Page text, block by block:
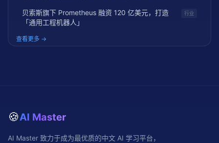
贝索斯旗下 Prometheus 融资 120 亿美元，打造
「通用工程机器人」
行业
查看更多 →
🍪AI Master
AI Master 致力于成为最优质的中文 AI 学习平台，